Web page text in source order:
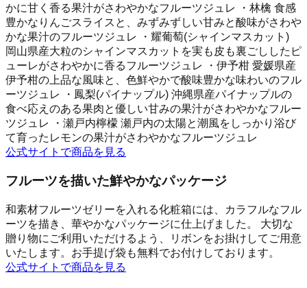
かに甘く香る果汁がさわやかなフルーツジュレ ・林檎 食感
豊かなりんごスライスと、みずみずしい甘みと酸味がさわや
かな果汁のフルーツジュレ ・耀葡萄(シャインマスカット)
岡山県産大粒のシャインマスカットを実も皮も裏ごししたピ
ューレがさわやかに香るフルーツジュレ ・伊予柑 愛媛県産
伊予柑の上品な風味と、色鮮やかで酸味豊かな味わいのフル
ーツジュレ ・鳳梨(パイナップル) 沖縄県産パイナップルの
食べ応えのある果肉と優しい甘みの果汁がさわやかなフルー
ツジュレ ・瀬戸内檸檬 瀬戸内の太陽と潮風をしっかり浴び
て育ったレモンの果汁がさわやかなフルーツジュレ
公式サイトで商品を見る
フルーツを描いた鮮やかなパッケージ
和素材フルーツゼリーを入れる化粧箱には、カラフルなフル
ーツを描き、華やかなパッケージに仕上げました。 大切な
贈り物にご利用いただけるよう、リボンをお掛けしてご用意
いたします。お手提げ袋も無料でお付けしております。
公式サイトで商品を見る